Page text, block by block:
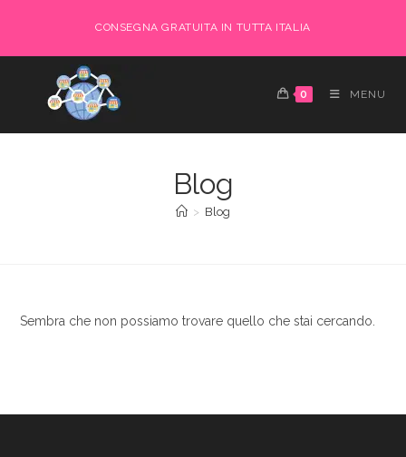
contenuto
CONSEGNA GRATUITA IN TUTTA ITALIA
0 MENU
Blog
> Blog
Sembra che non possiamo trovare quello che stai cercando.